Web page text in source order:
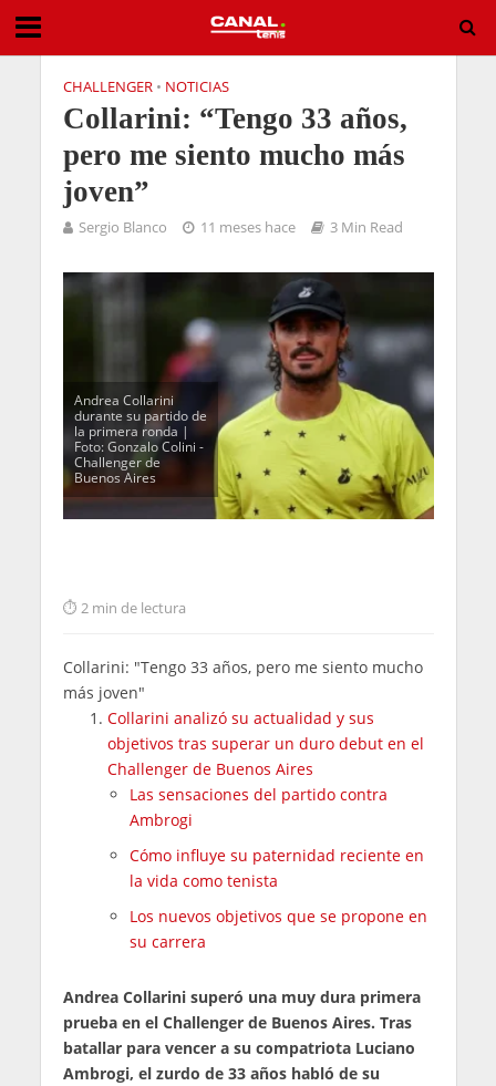
CHALLENGER • NOTICIAS
Collarini: “Tengo 33 años,
pero me siento mucho más
joven”
Sergio Blanco 11 meses hace 3 Min Read
Andrea Collarini
durante su partido de
la primera ronda |
Foto: Gonzalo Colini -
Challenger de
Buenos Aires
2 min de lectura
Collarini: "Tengo 33 años, pero me siento mucho
más joven"
Collarini analizó su actualidad y sus
objetivos tras superar un duro debut en el
Challenger de Buenos Aires
Las sensaciones del partido contra
Ambrogi
Cómo influye su paternidad reciente en
la vida como tenista
Los nuevos objetivos que se propone en
su carrera
Andrea Collarini superó una muy dura primera
prueba en el Challenger de Buenos Aires. Tras
batallar para vencer a su compatriota Luciano
Ambrogi, el zurdo de 33 años habló de su